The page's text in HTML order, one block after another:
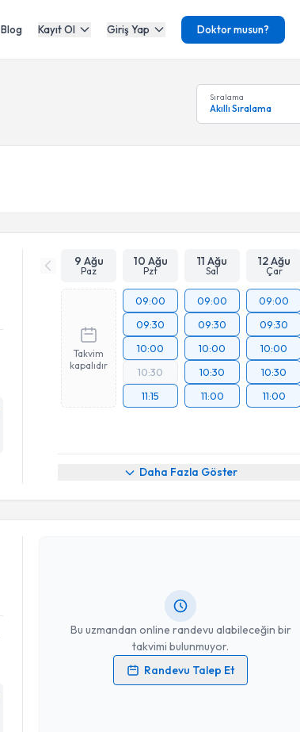
Blog Kayıt Ol Giriş Yap Doktor musun?
Sıralama
Akıllı Sıralama
9 Ağu
Paz
10 Ağu
Pzt
11 Ağu
Sal
12 Ağu
Çar
Takvim
kapalıdır
09:00
09:30
10:00
10:30
11:15
09:00
09:30
10:00
10:30
11:00
09:00
09:30
10:00
10:30
11:00
Daha Fazla Göster
Bu uzmandan online randevu alabileceğin bir
takvimi bulunmuyor.
Randevu Talep Et
Kişisel verilerimin işlenmesine ilişkinAydınlatma Metni